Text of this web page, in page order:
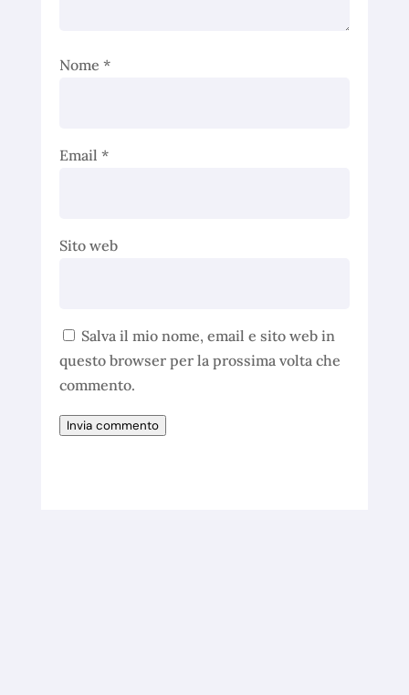
Nome *
Email *
Sito web
Salva il mio nome, email e sito web in
questo browser per la prossima volta che
commento.
Invia commento